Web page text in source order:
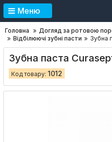
Меню
Головна Догляд за ротовою
Відбілюючі зубні пасти
Зубна
Зубна паста
Код товару: 1012